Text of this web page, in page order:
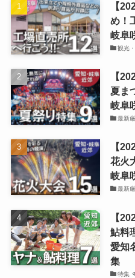
【
め！
岐阜
観光
【
夏ま
岐阜
最新
【
花火
岐阜
最新
【
鮎料
愛知
集
特集